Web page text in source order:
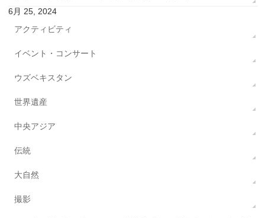
6月 25, 2024
アクティビティ
イベント・コンサート
ウズベキスタン
世界遺産
中央アジア
伝統
大自然
撮影